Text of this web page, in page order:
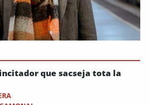
que sacseja tota la